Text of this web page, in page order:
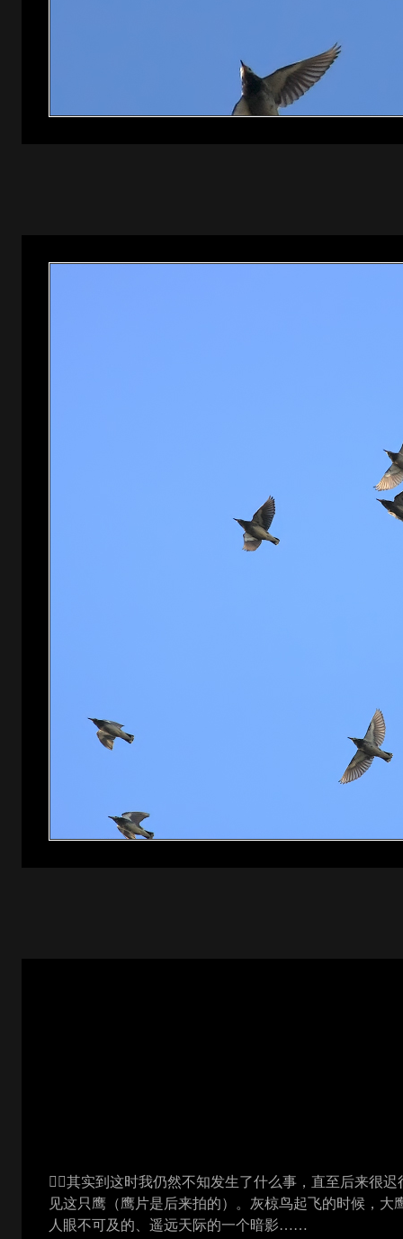
其实到这时我仍然不知发生了什么事，直至后来很迟
见这只鹰（鹰片是后来拍的）。灰椋鸟起飞的时候，大
人眼不可及的、遥远天际的一个暗影……